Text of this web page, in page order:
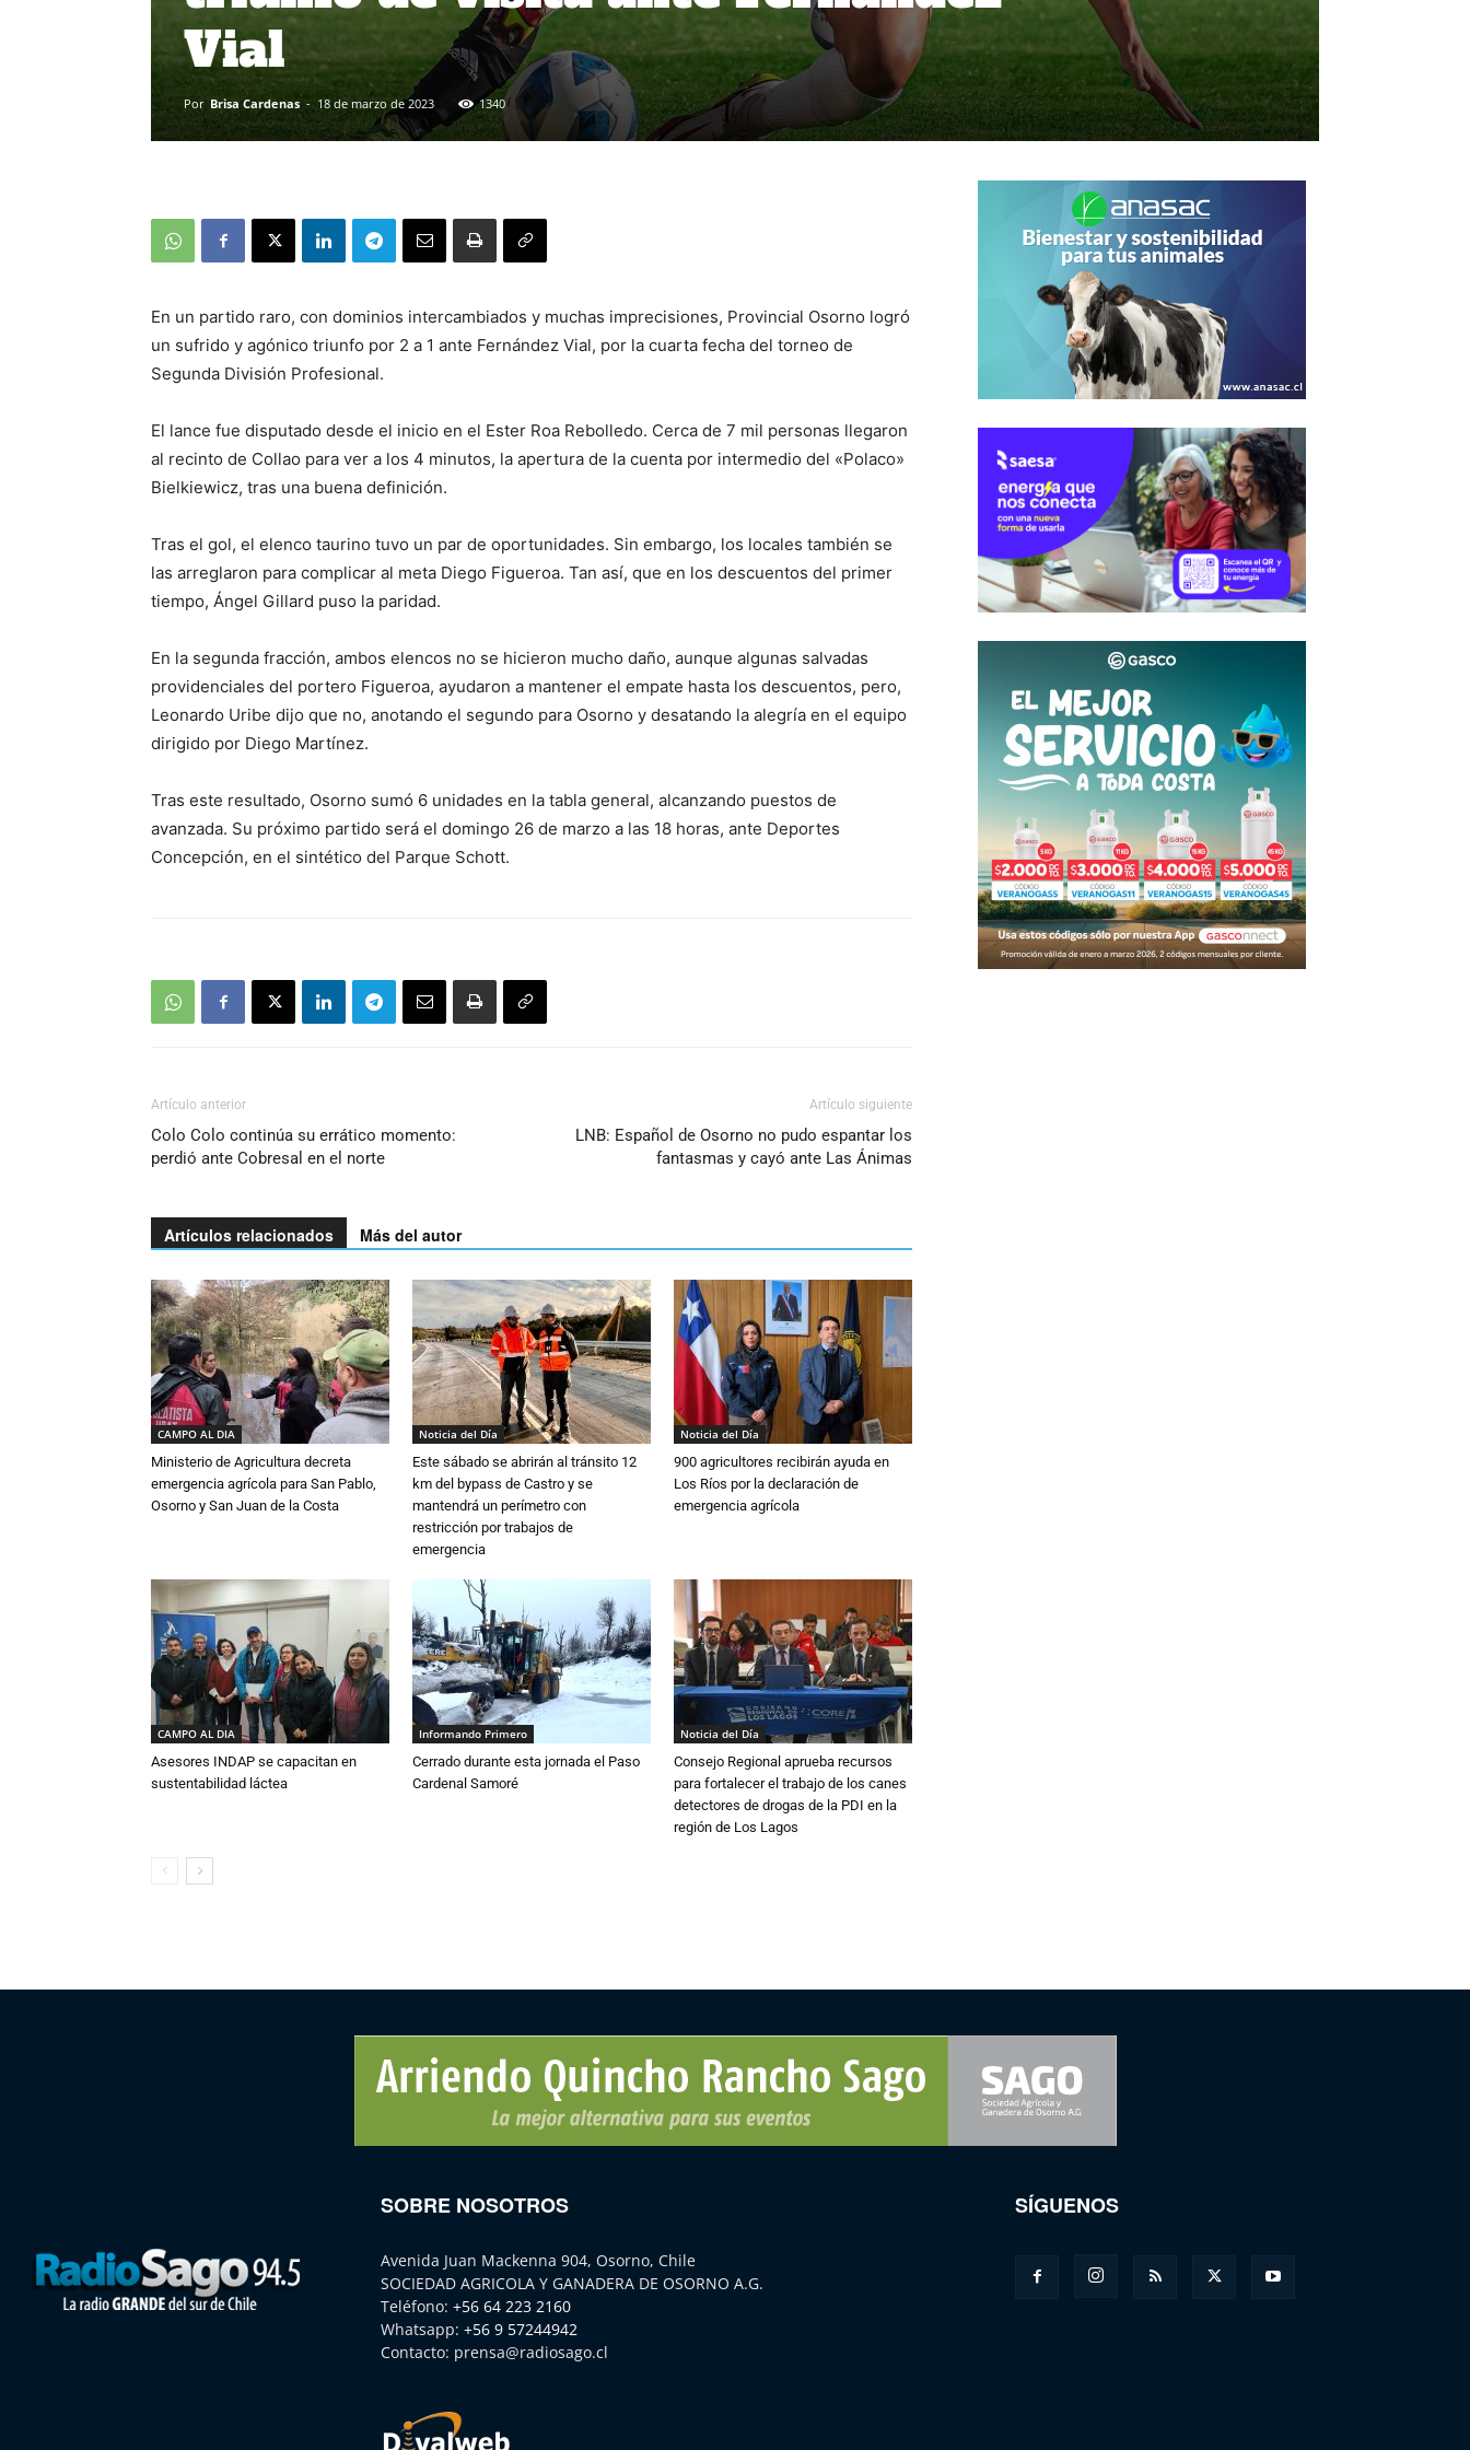
Vial
Por Brisa Cardenas - 18 de marzo de 2023 1340
En un partido raro, con dominios intercambiados y muchas imprecisiones, Provincial Osorno logró
un sufrido y agónico triunfo por 2 a 1 ante Fernández Vial, por la cuarta fecha del torneo de
Segunda División Profesional.
El lance fue disputado desde el inicio en el Ester Roa Rebolledo. Cerca de 7 mil personas llegaron
al recinto de Collao para ver a los 4 minutos, la apertura de la cuenta por intermedio del «Polaco»
Bielkiewicz, tras una buena definición.
Tras el gol, el elenco taurino tuvo un par de oportunidades. Sin embargo, los locales también se
las arreglaron para complicar al meta Diego Figueroa. Tan así, que en los descuentos del primer
tiempo, Ángel Gillard puso la paridad.
En la segunda fracción, ambos elencos no se hicieron mucho daño, aunque algunas salvadas
providenciales del portero Figueroa, ayudaron a mantener el empate hasta los descuentos, pero,
Leonardo Uribe dijo que no, anotando el segundo para Osorno y desatando la alegría en el equipo
dirigido por Diego Martínez.
Tras este resultado, Osorno sumó 6 unidades en la tabla general, alcanzando puestos de
avanzada. Su próximo partido será el domingo 26 de marzo a las 18 horas, ante Deportes
Concepción, en el sintético del Parque Schott.
Artículo anterior
Colo Colo continúa su errático momento:
perdió ante Cobresal en el norte
Artículo siguiente
LNB: Español de Osorno no pudo espantar los
fantasmas y cayó ante Las Ánimas
Artículos relacionados Más del autor
CAMPO AL DIA
Ministerio de Agricultura decreta
emergencia agrícola para San Pablo,
Osorno y San Juan de la Costa
Noticia del Día
Este sábado se abrirán al tránsito 12
km del bypass de Castro y se
mantendrá un perímetro con
restricción por trabajos de
emergencia
Noticia del Día
900 agricultores recibirán ayuda en
Los Ríos por la declaración de
emergencia agrícola
CAMPO AL DIA
Asesores INDAP se capacitan en
sustentabilidad láctea
Informando Primero
Cerrado durante esta jornada el Paso
Cardenal Samoré
Noticia del Día
Consejo Regional aprueba recursos
para fortalecer el trabajo de los canes
detectores de drogas de la PDI en la
región de Los Lagos
SOBRE NOSOTROS
Avenida Juan Mackenna 904, Osorno, Chile
SOCIEDAD AGRICOLA Y GANADERA DE OSORNO A.G.
Teléfono: +56 64 223 2160
Whatsapp: +56 9 57244942
Contacto: prensa@radiosago.cl
SÍGUENOS